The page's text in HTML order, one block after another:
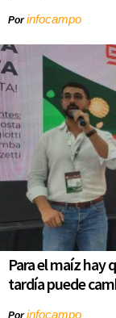
Porinfocampo
Para el maíz hay
tardía puede
Porinfocampo